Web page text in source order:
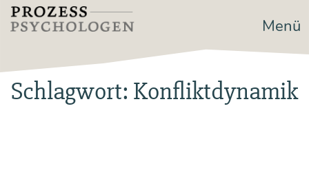
Zum
Inhalt
Prozesspsychologen Menü
Schlagwort: Konfliktdynamik